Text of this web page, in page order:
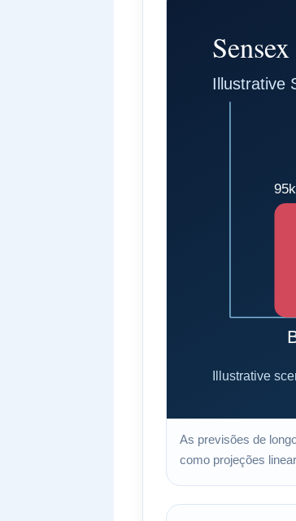
As previsões de
como projeções